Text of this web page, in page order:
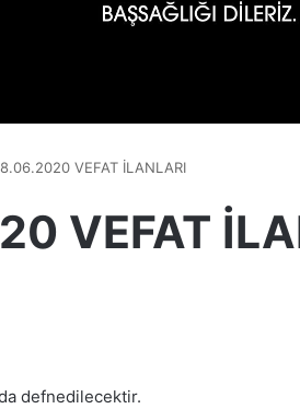
VEFAT İLANLARI
VEFAT
defnedilecektir.